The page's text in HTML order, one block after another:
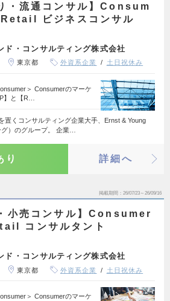
・流通コンサル】Consum
ビジネスコンサル
ド・コンサルティング株式会社
東京都 外資系企業 土日祝休み
＞ Consumerのマーケ
】と【R…
置くコンサルティング企業大手、Ernst & Young
）のグループ。 企業…
り 詳細へ
掲載期間 26/07/23～26/09/16
小売コンサル】Consumer
コンサルタント
ド・コンサルティング株式会社
東京都 外資系企業 土日祝休み
＞ Consumerのマーケ